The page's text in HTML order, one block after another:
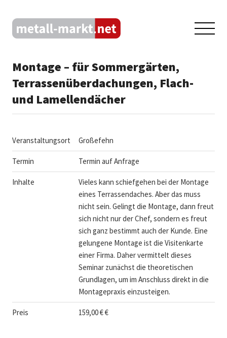
Montage – für Sommergärten,
Terrassenüberdachungen, Flach-
und Lamellendächer
Veranstaltungsort Großefehn
Termin Termin auf Anfrage
Inhalte
Vieles kann schiefgehen bei der Montage
eines Terrassendaches. Aber das muss
nicht sein. Gelingt die Montage, dann freut
sich nicht nur der Chef, sondern es freut
sich ganz bestimmt auch der Kunde. Eine
gelungene Montage ist die Visitenkarte
einer Firma. Daher vermittelt dieses
Seminar zunächst die theoretischen
Grundlagen, um im Anschluss direkt in die
Montagepraxis einzusteigen.
Preis 159,00 € €